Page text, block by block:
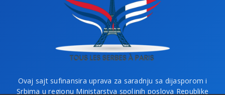
Ovaj sajt sufinansira uprava za saradnju sa dijasporom i
Srbima u regionu Ministarstva spoljnih poslova Republike